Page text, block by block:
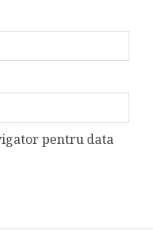
pentru data